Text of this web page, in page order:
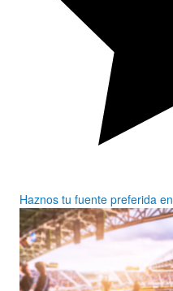
Haznos tu fuente preferida en